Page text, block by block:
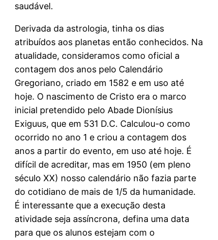
saudável.
Derivada da astrologia, tinha os dias
atribuídos aos planetas então conhecidos. Na
atualidade, consideramos como oficial a
contagem dos anos pelo Calendário
Gregoriano, criado em 1582 e em uso até
hoje. O nascimento de Cristo era o marco
inicial pretendido pelo Abade Dionísius
Exiguus, que em 531 D.C. Calculou-o como
ocorrido no ano 1 e criou a contagem dos
anos a partir do evento, em uso até hoje. É
difícil de acreditar, mas em 1950 (em pleno
século XX) nosso calendário não fazia parte
do cotidiano de mais de 1/5 da humanidade.
É interessante que a execução desta
atividade seja assíncrona, defina uma data
para que os alunos estejam com o